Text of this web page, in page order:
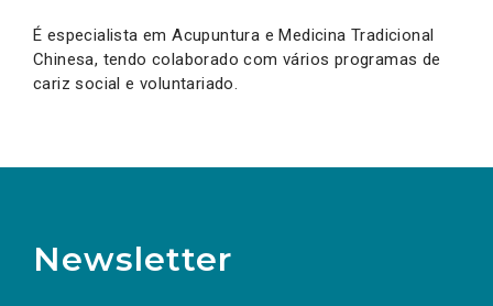
É especialista em Acupuntura e Medicina Tradicional
Chinesa, tendo colaborado com vários programas de
cariz social e voluntariado.
Newsletter